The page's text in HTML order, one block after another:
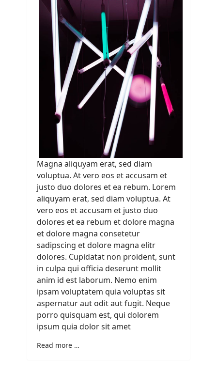
Magna aliquyam erat, sed diam
voluptua. At vero eos et accusam et
justo duo dolores et ea rebum. Lorem
aliquyam erat, sed diam voluptua. At
vero eos et accusam et justo duo
dolores et ea rebum et dolore magna
et dolore magna consetetur
sadipscing et dolore magna elitr
dolores. Cupidatat non proident, sunt
in culpa qui officia deserunt mollit
anim id est laborum. Nemo enim
ipsam voluptatem quia voluptas sit
aspernatur aut odit aut fugit. Neque
porro quisquam est, qui dolorem
ipsum quia dolor sit amet
Read more …